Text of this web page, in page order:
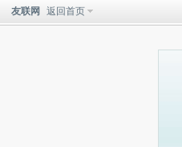
友联网 返回首页